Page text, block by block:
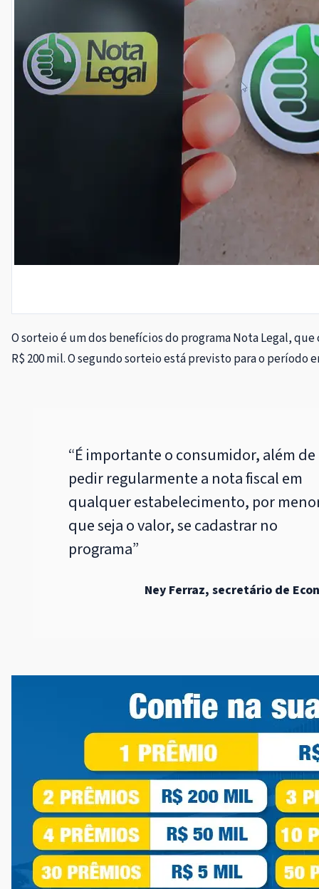
O sorteio é um dos benefícios do programa Nota Legal,
R$ 200 mil. O segundo sorteio está previsto para o período
“É importante o consumidor, além de
pedir regularmente a nota fiscal em
qualquer estabelecimento, por
que seja o valor, se cadastrar no
programa”
Ney Ferraz, secretário de